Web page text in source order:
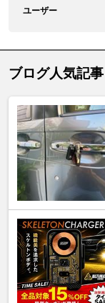
ユーザー
ブログ人気記事